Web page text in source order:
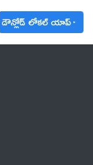
డౌన్లోడ్ లోకల్ యాప్